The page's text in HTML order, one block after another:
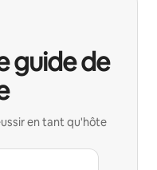
guide de
en tant qu'hôte